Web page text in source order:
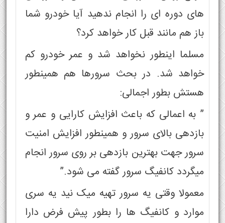
های دوره ای را انجام ندهید آیا خودرو شما
باز هم مانند قبل کار خواهد کرد؟
مسلما اینطور نخواهد شد و عمر خودرو کم
خواهد شد. در بحث سرورها هم همینطور
هستش بطور اجمالی:
” به اعمالی که باعث افزایش کارایی و عمر و
بازدهی بالای سرور و همینطور افزایش امنیت
سرور جهت بهترین بازدهی بر روی سرور انجام
میگردد کانفیگ سرور گفته می شود.”
معمولا وقتی یه سرور تهیه میک نید یه سری
موارد و کانفیگ ها را بطور پیش فرض دارا